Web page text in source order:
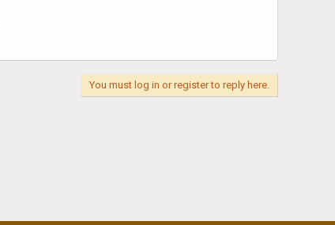
You must log in or register to reply here.